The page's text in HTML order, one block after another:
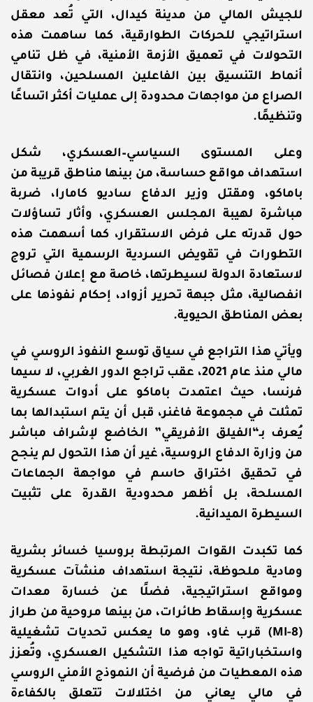
للجيش المالي من مدينة كيدال، التي تُعد معقل
استراتيجي للحركات الطوارقية، كما ساهمت هذه
التحولات في تعميق الأزمة الأمنية، في ظل تنامي
أنماط التنسيق بين الفاعلين المسلحين، وانتقال
الصراع من مواجهات محدودة إلى عمليات أكثر اتساعًا
وتنظيمًا.
وعلى المستوى السياسي–العسكري، شكل
استهداف مواقع حساسة، من بينها مناطق قريبة من
باماكو، ومقتل وزير الدفاع ساديو كامارا، ضربة
مباشرة لهيبة المجلس العسكري، وأثار تساؤلات
حول قدرته على فرض الاستقرار، كما أسهمت هذه
التطورات في تقويض السردية الرسمية التي تروج
لاستعادة الدولة لسيطرتها، خاصة مع إعلان فصائل
انفصالية، مثل جبهة تحرير أزواد، إحكام نفوذها على
بعض المناطق الحيوية.
ويأتي هذا التراجع في سياق توسع النفوذ الروسي في
مالي منذ عام 2021، عقب تراجع الدور الغربي، لا سيما
فرنسا، حيث اعتمدت باماكو على أدوات عسكرية
تمثلت في مجموعة فاغنر، قبل أن يتم استبدالها بما
يُعرف بـ“الفيلق الأفريقي” الخاضع لإشراف مباشر
من وزارة الدفاع الروسية، غير أن هذا التحول لم ينجح
في تحقيق اختراق حاسم في مواجهة الجماعات
المسلحة، بل أظهر محدودية القدرة على تثبيت
السيطرة الميدانية.
كما تكبدت القوات المرتبطة بروسيا خسائر بشرية
ومادية ملحوظة، نتيجة استهداف منشآت عسكرية
ومواقع استراتيجية، فضلًا عن خسارة معدات
عسكرية وإسقاط طائرات، من بينها مروحية من طراز
(MI-8) قرب غاو، وهو ما يعكس تحديات تشغيلية
واستخباراتية تواجه هذا التشكيل العسكري، وتُعزز
هذه المعطيات من فرضية أن النموذج الأمني الروسي
في مالي يعاني من اختلالات تتعلق بالكفاءة